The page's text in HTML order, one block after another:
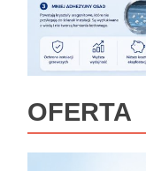
OFERTA